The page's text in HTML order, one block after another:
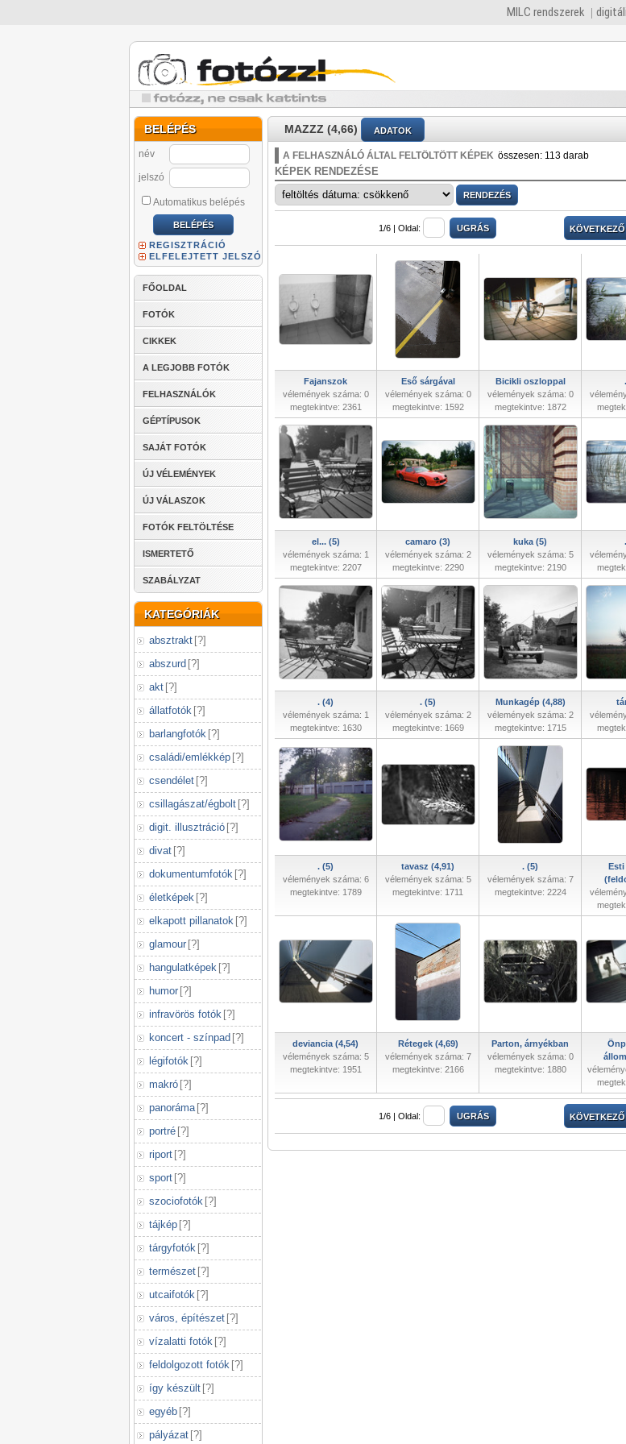
MILC rendszerek
BELÉPÉS
név
jelszó
Automatikus belépés
REGISZTRÁCIÓ
ELFELEJTETT JELSZÓ
FŐOLDAL
FOTÓK
CIKKEK
A LEGJOBB FOTÓK
FELHASZNÁLÓK
GÉPTÍPUSOK
SAJÁT FOTÓK
ÚJ VÉLEMÉNYEK
ÚJ VÁLASZOK
FOTÓK FELTÖLTÉSE
ISMERTETŐ
SZABÁLYZAT
KATEGÓRIÁK
absztrakt [?]
abszurd [?]
akt [?]
állatfotók [?]
barlangfotók [?]
családi/emlékkép [?]
csendélet [?]
csillagászat/égbolt [?]
digit. illusztráció [?]
divat [?]
dokumentumfotók [?]
életképek [?]
elkapott pillanatok [?]
glamour [?]
hangulatképek [?]
humor [?]
infravörös fotók [?]
koncert - színpad [?]
légifotók [?]
makró [?]
panoráma [?]
portré [?]
riport [?]
sport [?]
szociofotók [?]
tájkép [?]
tárgyfotók [?]
természet [?]
utcaifotók [?]
város, építészet [?]
vízalatti fotók [?]
feldolgozott fotók [?]
így készült [?]
egyéb [?]
pályázat [?]
MAZZZ (4,66) ADATOK
A FELHASZNÁLÓ ÁLTAL FELTÖLTÖTT KÉPEK összesen: 113 darab
KÉPEK RENDEZÉSE
1/6 | Oldal: KÖVETKEZŐ
Fajanszok
vélemények száma: 0
megtekintve: 2361
Eső sárgával
vélemények száma: 0
megtekintve: 1592
Bicikli oszloppal
vélemények száma: 0
megtekintve: 1872
el... (5)
vélemények száma: 1
megtekintve: 2207
camaro (3)
vélemények száma: 2
megtekintve: 2290
kuka (5)
vélemények száma: 5
megtekintve: 2190
. (4)
vélemények száma: 1
megtekintve: 1630
. (5)
vélemények száma: 2
megtekintve: 1669
Munkagép (4,88)
vélemények száma: 2
megtekintve: 1715
. (5)
vélemények száma: 6
megtekintve: 1789
tavasz (4,91)
vélemények száma: 5
megtekintve: 1711
. (5)
vélemények száma: 7
megtekintve: 2224
Esti
deviancia (4,54)
vélemények száma: 5
megtekintve: 1951
Rétegek (4,69)
vélemények száma: 7
megtekintve: 2166
Parton, árnyékban
vélemények száma: 0
megtekintve: 1880
1/6 | Oldal: KÖVETKEZŐ